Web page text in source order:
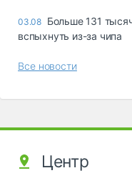
03.08 Больше 131
вспыхнуть из-за чипа
Все новости
Центр